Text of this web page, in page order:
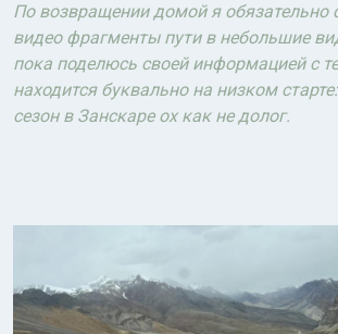
По возвращении домой я обязательно
видео фрагменты пути в небольшие
пока поделюсь своей информацией с
находится буквально на низком
сезон в Занскаре ох как не долог.